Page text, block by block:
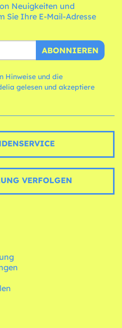
Neuigkeiten und
Sie Ihre E-Mail-Adresse
ABONNIEREN
Hinweise und die
VERFOLGEN